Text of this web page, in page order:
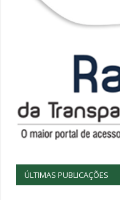
ÚLTIMAS PUBLICAÇÕES